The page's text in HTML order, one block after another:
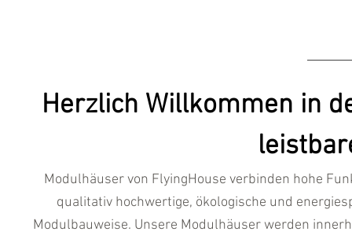
Herzlich Willkommen in
Modulhäuser von FlyingHouse verbinden hohe
qualitativ hochwertige, ökologische und
Modulbauweise. Unsere Modulhäuser werden